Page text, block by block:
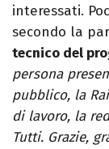
interessati.
secondo la
tecnico del
persona
pubblico, la
di lavoro, la
Tutti. Grazie,